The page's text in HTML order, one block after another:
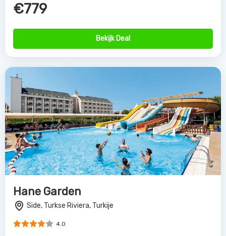
€779
Bekijk Deal
Hane Garden
Side, Turkse Riviera, Turkije
4.0